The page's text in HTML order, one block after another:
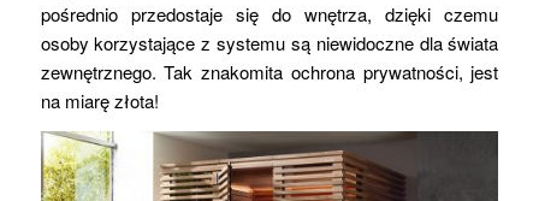
pośrednio przedostaje się do wnętrza, dzięki czemu
osoby korzystające z systemu są niewidoczne dla świata
zewnętrznego. Tak znakomita ochrona prywatności, jest
na miarę złota!